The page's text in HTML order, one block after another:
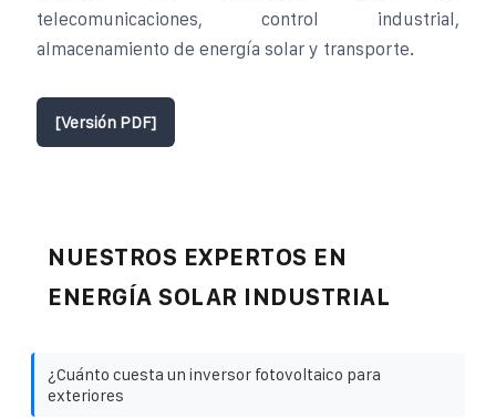
telecomunicaciones, control industrial,
almacenamiento de energía solar y transporte.
[Versión PDF]
NUESTROS EXPERTOS EN
ENERGÍA SOLAR INDUSTRIAL
¿Cuánto cuesta un inversor fotovoltaico para
exteriores